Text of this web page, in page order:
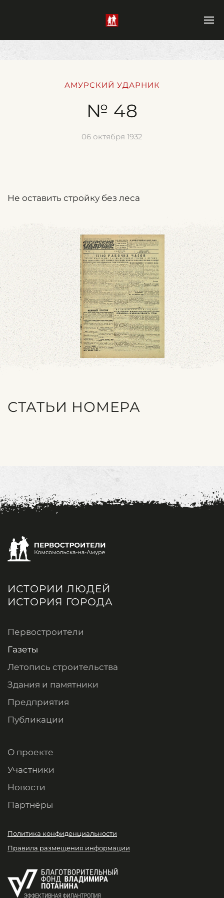
АМУРСКИЙ УДАРНИК
№ 48
06 октября 1932
Не оставить стройку без леса
СТАТЬИ НОМЕРА
ИСТОРИИ ЛЮДЕЙ
ИСТОРИЯ ГОРОДА
Первостроители
Газеты
Летопись строительства
Здания и памятники
Предприятия
Публикации
О проекте
Участники
Новости
Партнёры
Политика конфиденциальности
Правила размещения информации